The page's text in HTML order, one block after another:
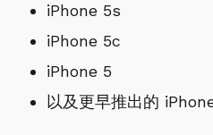
iPhone 5s
iPhone 5c
iPhone 5
以及更早推出的